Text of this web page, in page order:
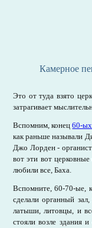
Камерное
Это от туда взято
затрагивает
Вспомним, конец60-
как раньше называли
Джо Лорден -
вот эти вот
любили все, Баха.
Вспомните, 60-70-ые,
сделали органный
латыши, литовцы, и
стояли возле здания